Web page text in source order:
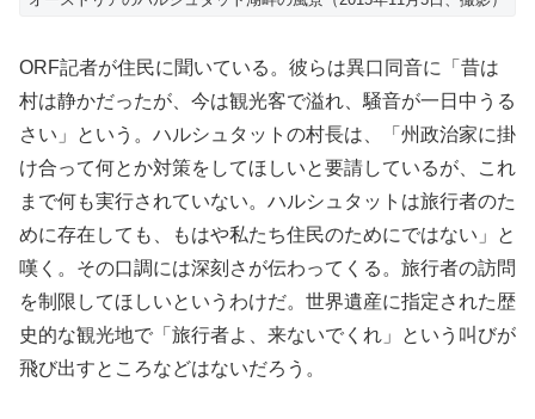
ORF記者が住民に聞いている。彼らは異口同音に「昔は
村は静かだったが、今は観光客で溢れ、騒音が一日中うる
さい」という。ハルシュタットの村長は、「州政治家に掛
け合って何とか対策をしてほしいと要請しているが、これ
まで何も実行されていない。ハルシュタットは旅行者のた
めに存在しても、もはや私たち住民のためにではない」と
嘆く。その口調には深刻さが伝わってくる。旅行者の訪問
を制限してほしいというわけだ。世界遺産に指定された歴
史的な観光地で「旅行者よ、来ないでくれ」という叫びが
飛び出すところなどはないだろう。